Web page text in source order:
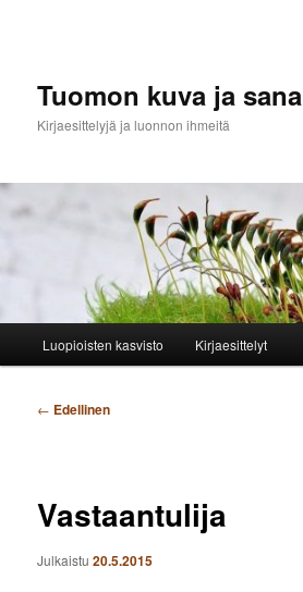
Tuomon kuva ja sana
Kirjaesittelyjä ja luonnon ihmeitä
Luopioisten kasvisto Kirjaesittelyt
Artikkelien
← Edellinen
Vastaantulija
Julkaistu20.5.2015